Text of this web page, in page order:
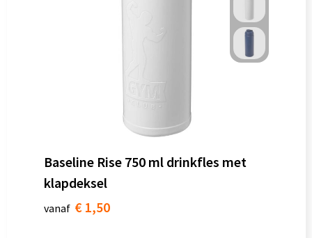
Baseline Rise 750 ml drinkfles met
klapdeksel
vanaf € 1,50